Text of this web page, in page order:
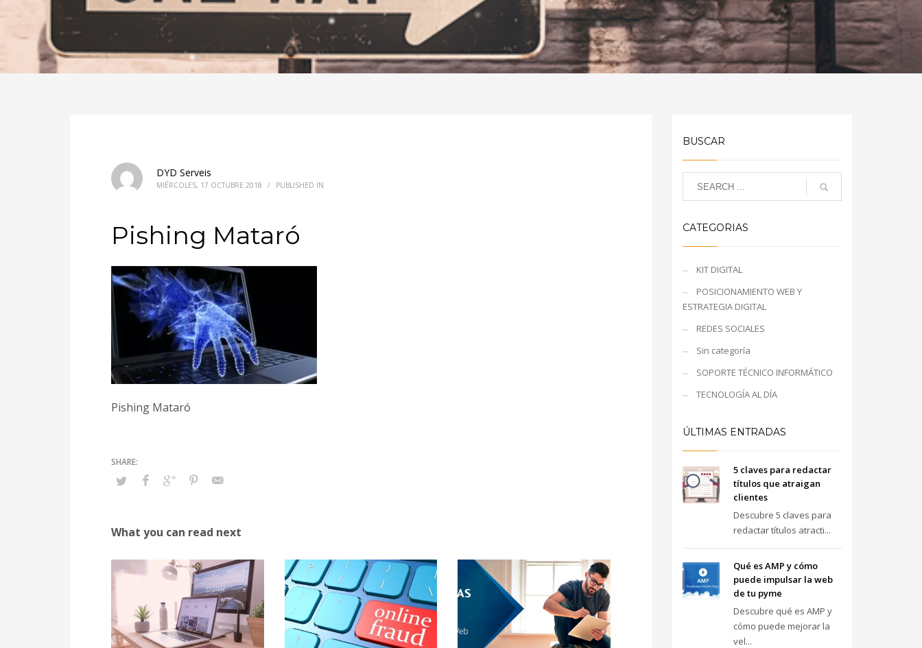
DYD Serveis
MIÉRCOLES, 17 OCTUBRE 2018 / PUBLISHED IN
Pishing Mataró
Pishing Mataró
What you can read next
BUSCAR
CATEGORIAS
KIT DIGITAL
POSICIONAMIENTO WEB Y
ESTRATEGIA DIGITAL
REDES SOCIALES
Sin categoría
SOPORTE TÉCNICO INFORMÁTICO
TECNOLOGÍA AL DÍA
ÚLTIMAS ENTRADAS
5 claves para redactar
títulos que atraigan
clientes
Descubre 5 claves para
redactar títulos atracti...
Qué es AMP y cómo
puede impulsar la web
de tu pyme
Descubre qué es AMP y
cómo puede mejorar la
vel...